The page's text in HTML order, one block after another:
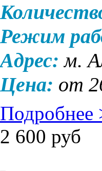
Режим
Адрес:м.
Цена: от
Подробнее
2 600 руб